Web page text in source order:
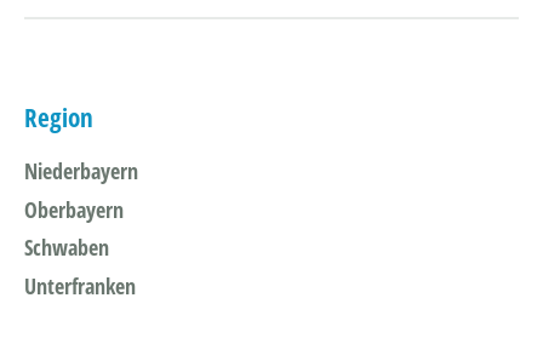
Region
Niederbayern
Oberbayern
Schwaben
Unterfranken